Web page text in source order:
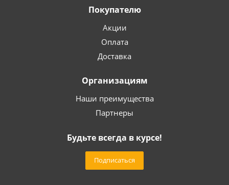
Покупателю
Акции
Оплата
Доставка
Организациям
Наши преимущества
Партнеры
Будьте всегда в курсе!
Подписаться